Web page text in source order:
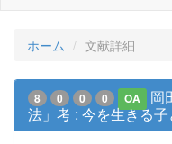
ホーム 文献詳細
8 0 0 0 OA
岡
法」考 : 今を生きる